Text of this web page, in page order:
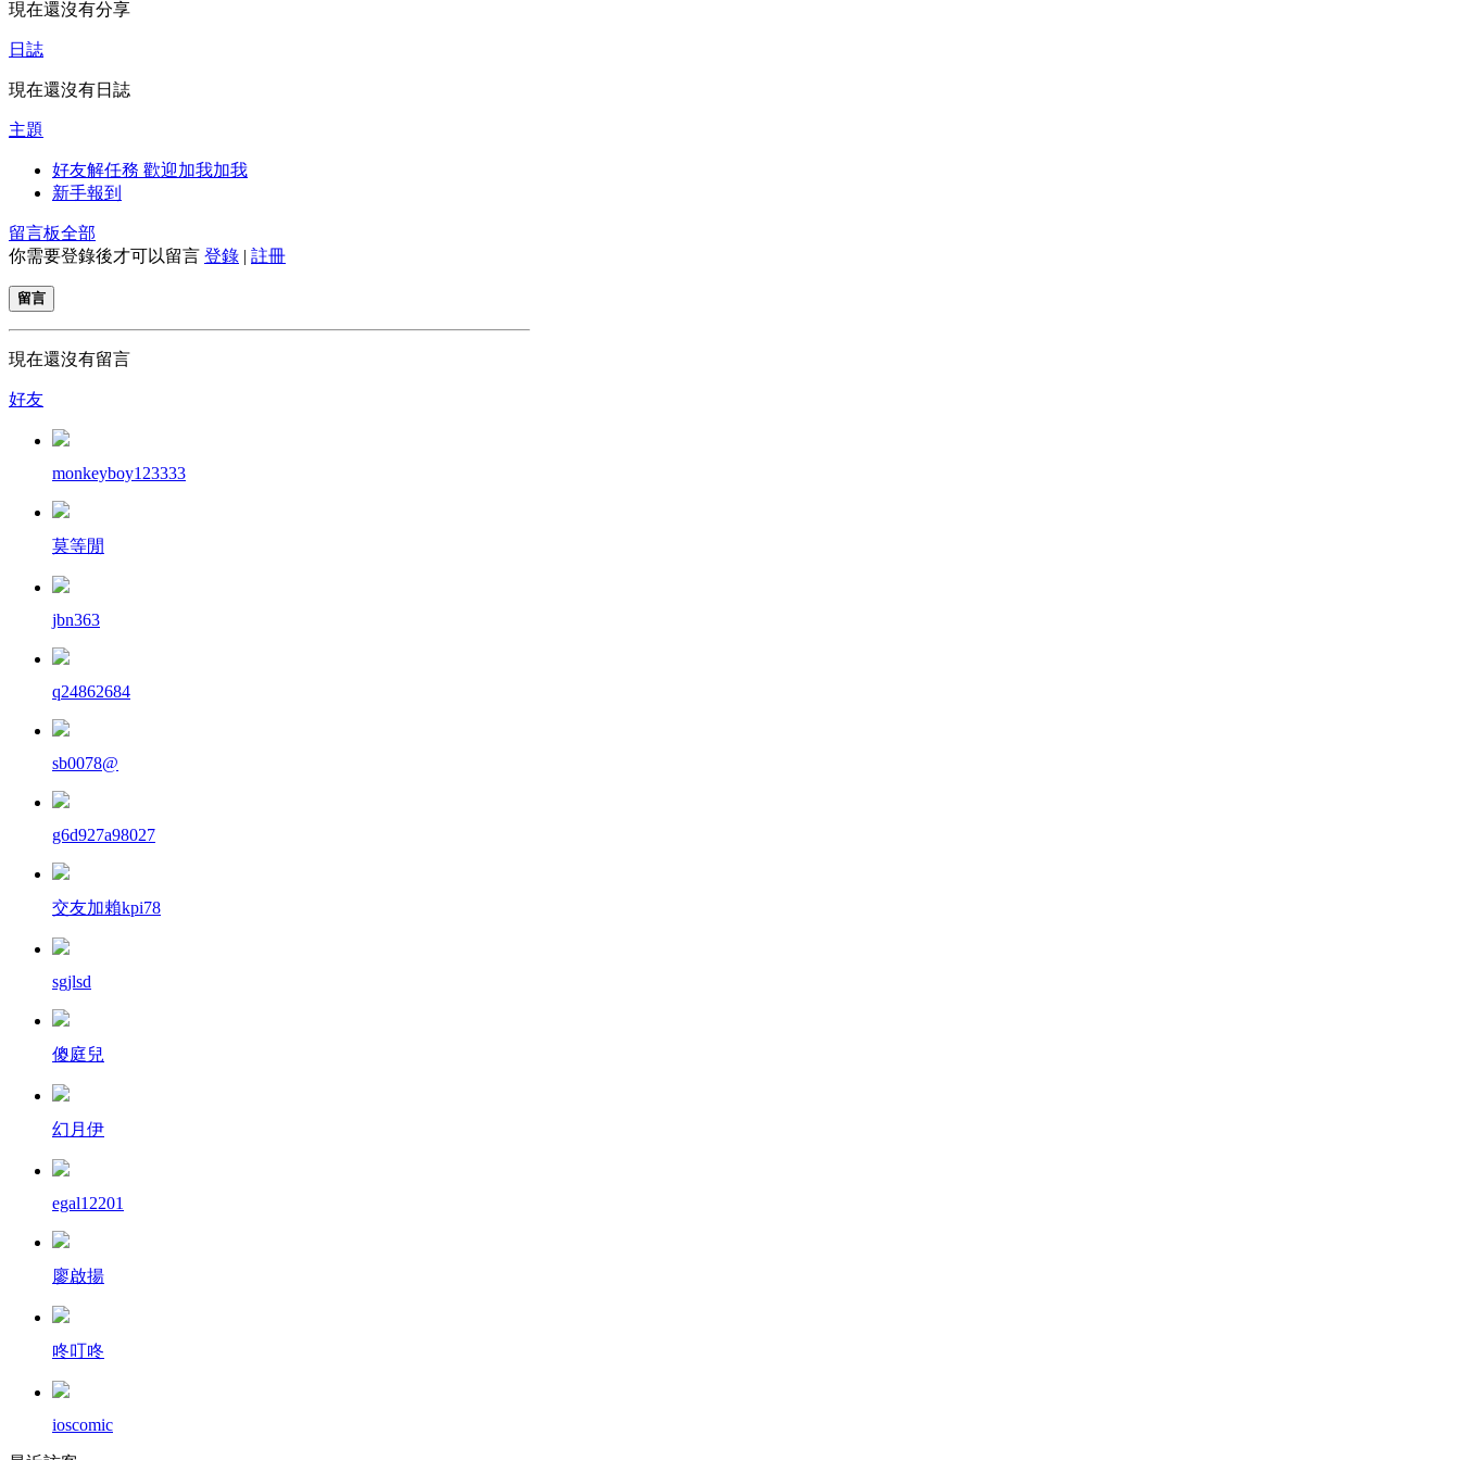
現在還沒有分享
日誌
現在還沒有日誌
主題
好友解任務 歡迎加我加我
新手報到
留言板全部
你需要登錄後才可以留言 登錄 | 註冊
留言
現在還沒有留言
好友
monkeyboy123333
莫等閒
jbn363
q24862684
sb0078@
g6d927a98027
交友加賴kpi78
sgjlsd
傻庭兒
幻月伊
egal12201
廖啟揚
咚叮咚
ioscomic